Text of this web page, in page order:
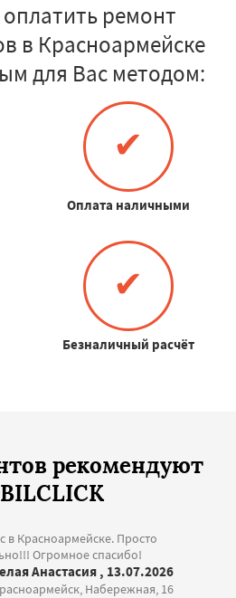
ремонт
в Красноармейске
для Вас методом:
✔
Оплата наличными
✔
Безналичный расчёт
рекомендуют
в Красноармейске. Просто
Огромное спасибо!
Анастасия , 13.07.2026
Набережная, 16